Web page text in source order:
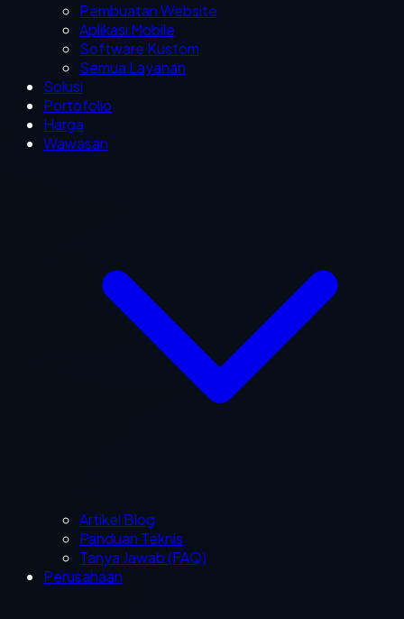
Pembuatan Website
Aplikasi Mobile
Software Kustom
Semua Layanan
Solusi
Portofolio
Harga
Wawasan
Artikel Blog
Panduan Teknis
Tanya Jawab (FAQ)
Perusahaan